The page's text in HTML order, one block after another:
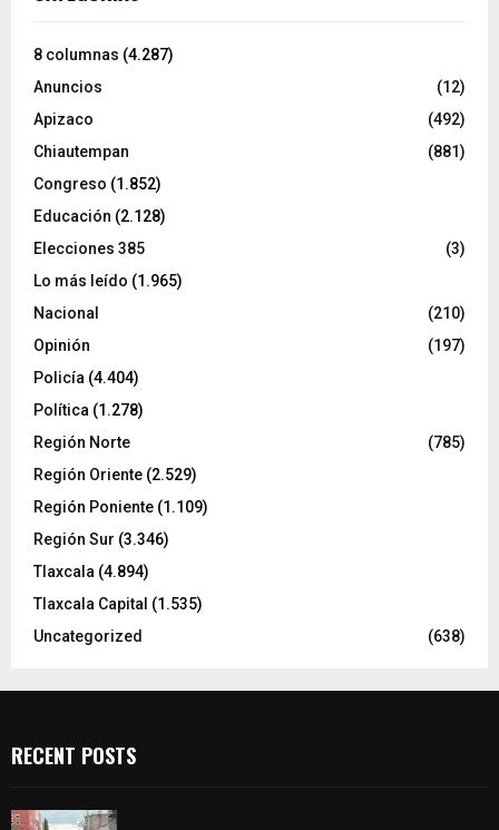
8 columnas (4.287)
Anuncios
(12)
Apizaco
(492)
Chiautempan
(881)
Congreso (1.852)
Educación (2.128)
Elecciones 385
(3)
Lo más leído (1.965)
Nacional
(210)
Opinión
(197)
Policía (4.404)
Política (1.278)
Región Norte
(785)
Región Oriente (2.529)
Región Poniente (1.109)
Región Sur (3.346)
Tlaxcala (4.894)
Tlaxcala Capital (1.535)
Uncategorized
(638)
RECENT POSTS